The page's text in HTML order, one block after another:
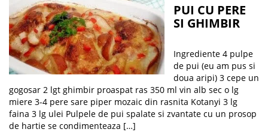
PUI CU PERE
SI GHIMBIR
Ingrediente 4 pulpe
de pui (eu am pus si
doua aripi) 3 cepe un
gogosar 2 lgt ghimbir proaspat ras 350 ml vin alb sec o lg
miere 3-4 pere sare piper mozaic din rasnita Kotanyi 3 lg
faina 3 lg ulei Pulpele de pui spalate si zvantate cu un prosop
de hartie se condimenteaza […]